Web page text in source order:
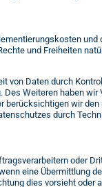
und Freiheiten
Daten durch
Weiteren haben
wir
durch
oder
eine Übermittlung
dies vorsieht oder